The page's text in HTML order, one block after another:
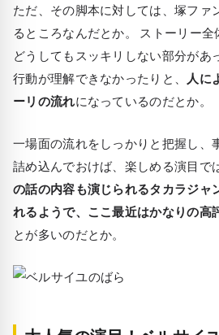
ただ、その脚本に対しては、塚ファ
るところなんだとか。 ストーリー全
どうしてもスッキリしない部分があ
行動が理解できなかったりと、
人に
ーリの流れになっているのだとか。
一場面の流れをしっかりと把握し、
詰め込んでおけば、楽しめる演目で
の話の内容も演じられるタカラジャ
れるようで、ここ最近はかなりの高
とが多いのだとか。